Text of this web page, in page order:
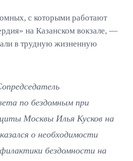
с которыми работают
на Казанском вокзале, —
в трудную жизненную
по бездомным при
Москвы Илья Кусков на
о необходимости
бездомности на